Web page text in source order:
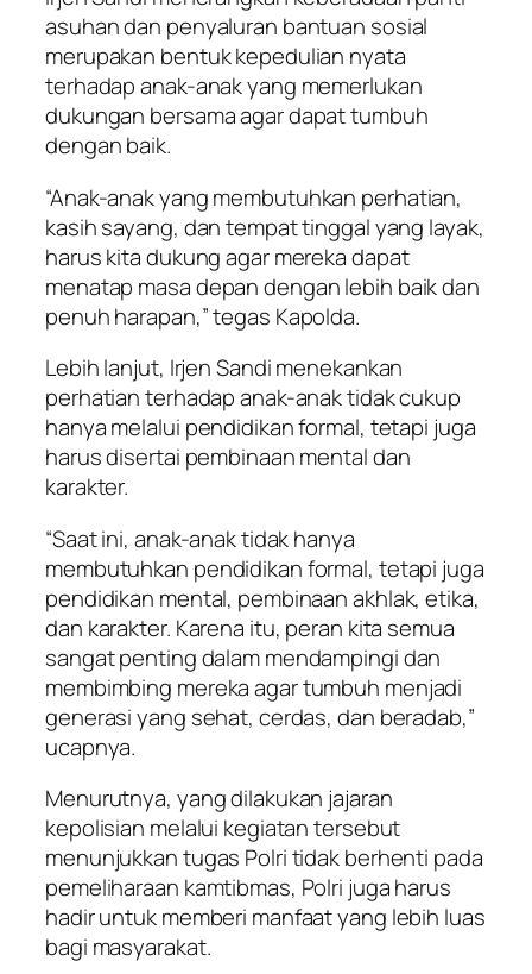
asuhan dan penyaluran bantuan sosial
merupakan bentuk kepedulian nyata
terhadap anak-anak yang memerlukan
dukungan bersama agar dapat tumbuh
dengan baik.
“Anak-anak yang membutuhkan perhatian,
kasih sayang, dan tempat tinggal yang layak,
harus kita dukung agar mereka dapat
menatap masa depan dengan lebih baik dan
penuh harapan,” tegas Kapolda.
Lebih lanjut, Irjen Sandi menekankan
perhatian terhadap anak-anak tidak cukup
hanya melalui pendidikan formal, tetapi juga
harus disertai pembinaan mental dan
karakter.
“Saat ini, anak-anak tidak hanya
membutuhkan pendidikan formal, tetapi juga
pendidikan mental, pembinaan akhlak, etika,
dan karakter. Karena itu, peran kita semua
sangat penting dalam mendampingi dan
membimbing mereka agar tumbuh menjadi
generasi yang sehat, cerdas, dan beradab,”
ucapnya.
Menurutnya, yang dilakukan jajaran
kepolisian melalui kegiatan tersebut
menunjukkan tugas Polri tidak berhenti pada
pemeliharaan kamtibmas, Polri juga harus
hadir untuk memberi manfaat yang lebih luas
bagi masyarakat.